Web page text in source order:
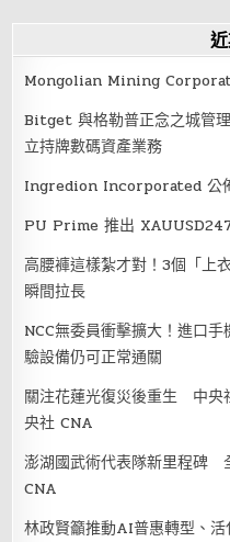
Mongolian Mining
Bitget 與格勒普正念之城管
立持牌數碼資產業務
Ingredion Incorporated 公
PU Prime 推出
高腰褲這樣紮才對！3個「上
瞬間拉長
NCC無委員衝擊擴大！進口
驗設備仍可正常通關
關注花蓮光復災後重生 中央
央社 CNA
澎湖國武術代表隊新里程碑
CNA
林政賢籲推動AI普惠轉型、